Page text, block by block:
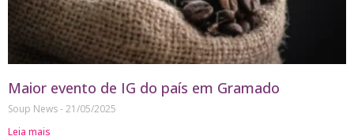
Maior evento de IG do país em Gramado
Soup News 21/05/2025
Leia mais